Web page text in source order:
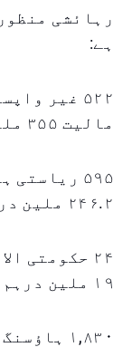
رہائشی
ہے:
۵۲۲ غیر
مالیت ۳۵۵ ملین درہم ہے۔
۵۹۵
۲۴۶.۲ ملین درہم۔
۲۴ حکومتی
۱۹ ملین درہم۔
۱,۸۳۰